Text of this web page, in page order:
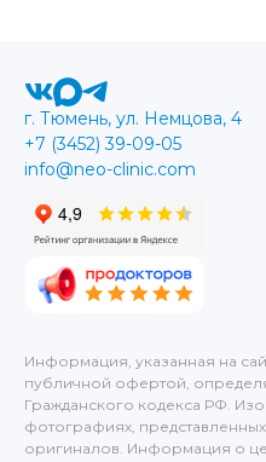
Информация, указанная на
публичной офертой,
Гражданского кодекса РФ.
фотографиях, представленных
оригиналов. Информация о
г. Тюмень, ул. Немцова, 4
+7 (3452) 39-09-05
info@neo-clinic.com